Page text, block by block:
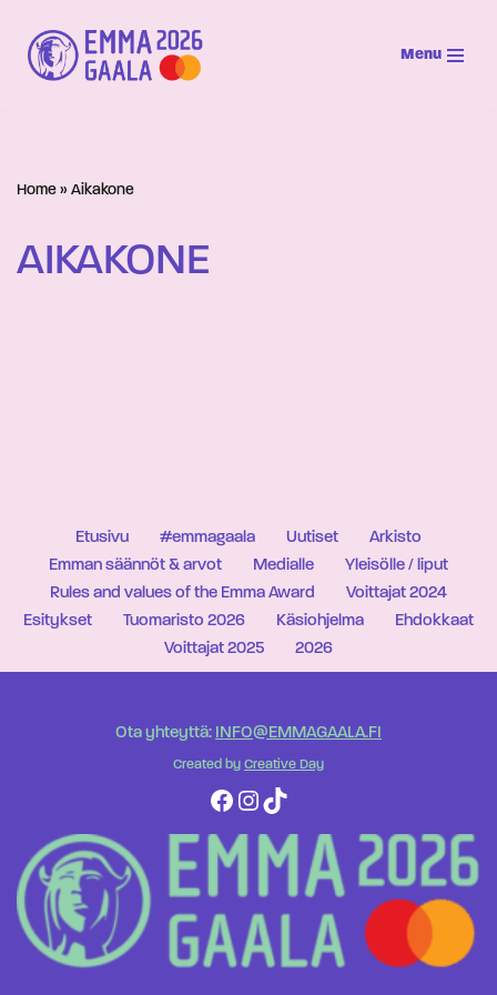
Siirry
suoraan
Menu
Home » Aikakone
AIKAKONE
Etusivu #emmagaala Uutiset
Arkisto
Emman säännöt & arvot
Medialle
Yleisölle / liput
Rules and values of the Emma Award
Voittajat 2024
Esitykset
Tuomaristo 2026 Käsiohjelma
Ehdokkaat
Voittajat 2025
2026
Ota yhteyttä: INFO@EMMAGAALA.FI
Created by Creative Day